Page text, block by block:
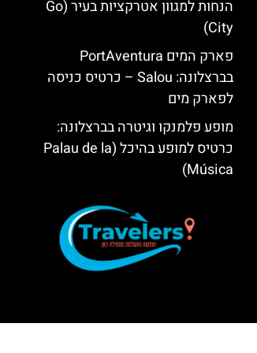
הנחות למגוון אטרקציות בעיר (Go
City)
פארק המים PortAventura
בברצלונה: Salou – כרטיס כניסה
לפארק מים
מופע פלמנקו וגיטרה בברצלונה:
כרטיס למופע בהיכל (Palau de la
Música)